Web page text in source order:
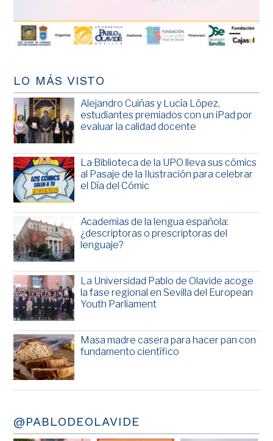
LO MÁS VISTO
Alejandro Cuiñas y Lucía López,
estudiantes premiados con un iPad por
evaluar la calidad docente
La Biblioteca de la UPO lleva sus cómics
al Pasaje de la Ilustración para celebrar
el Día del Cómic
Academias de la lengua española:
¿descriptoras o prescriptoras del
lenguaje?
La Universidad Pablo de Olavide acoge
la fase regional en Sevilla del European
Youth Parliament
Masa madre casera para hacer pan con
fundamento científico
@PABLODEOLAVIDE